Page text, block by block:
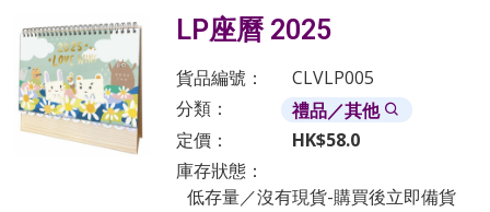
LP座曆 2025
貨品編號：
CLVLP005
分類：
禮品／其他
定價：
HK$58.0
庫存狀態：
低存量／沒有現貨-購買後立即備貨